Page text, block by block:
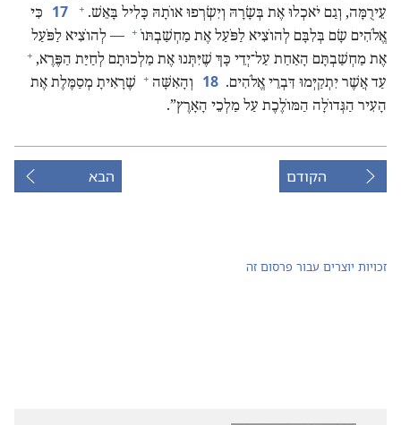
עֵירֻמָּה,‏ וְגַם יֹאכְלוּ אֶת בְּשָׂרָהּ וְיִשְׂרְפוּ אוֹתָהּ כָּלִיל בָּאֵשׁ.‏ +
17
כִּי
אֱלֹהִים שָׂם בְּלִבָּם לְהוֹצִיא לַפֹּעַל אֶת מַחְשַׁבְתּוֹ + — לְהוֹצִיא לַפֹּעַל
אֶת מַחְשַׁבְתָּם הָאַחַת עַל־יְדֵי כָּךְ שֶׁיִּתְּנוּ אֶת מַלְכוּתָם לְחַיַּת הַפֶּרֶא,‏ +
עַד אֲשֶׁר יִתְקַיְּמוּ דִּבְרֵי אֱלֹהִים.‏ 18 וְהָאִשָּׁה + שֶׁרָאִיתָ מְסַמֶּלֶת אֶת
הָעִיר הַגְּדוֹלָה הַמּוֹלֶכֶת עַל מַלְכֵי הָאָרֶץ”‏.‏
הקודם הבא
זכויות יוצרים עבור פרסום זה